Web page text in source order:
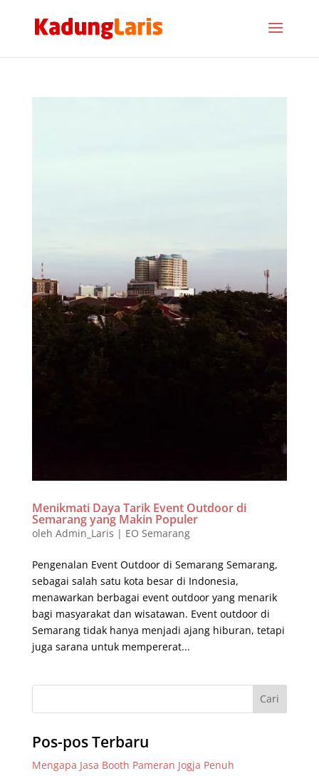
Menikmati Daya Tarik Event Outdoor di
Semarang yang Makin Populer
oleh Admin_Laris | EO Semarang
Pengenalan Event Outdoor di Semarang Semarang,
sebagai salah satu kota besar di Indonesia,
menawarkan berbagai event outdoor yang menarik
bagi masyarakat dan wisatawan. Event outdoor di
Semarang tidak hanya menjadi ajang hiburan, tetapi
juga sarana untuk mempererat...
Pos-pos Terbaru
Mengapa Jasa Booth Pameran Jogja Penuh